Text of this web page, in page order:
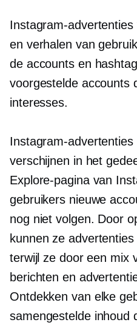
Instagram-
en verhalen van
de accounts en
voorgestelde accounts
interesses.
Instagram-advertenties
verschijnen in het
Explore-pagina van
gebruikers nieuwe
nog niet volgen. Door
kunnen ze
terwijl ze door een mix
berichten en
Ontdekken van elke
samengestelde inhoud